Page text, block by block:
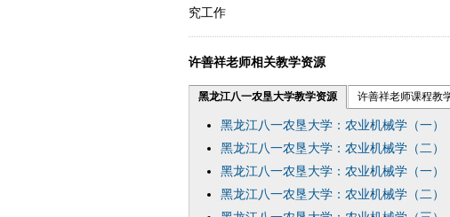
究工作
许善祥老师相关教学资源
黑龙江八一农垦大学教学资源 许善祥老师课程教
黑龙江八一农垦大学：农业机械学（一）
黑龙江八一农垦大学：农业机械学（二）
黑龙江八一农垦大学：农业机械学（一）
黑龙江八一农垦大学：农业机械学（二）